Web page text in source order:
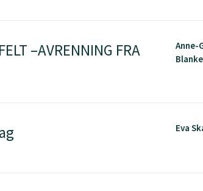
–AVRENNING FRA
Anne-
Eva